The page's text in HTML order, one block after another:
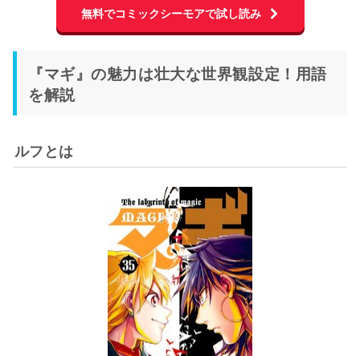
無料でコミックシーモアで試し読み
『マギ』の魅力は壮大な世界観設定！用語
を解説
ルフとは